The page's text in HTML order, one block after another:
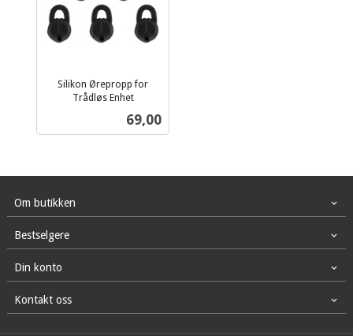
Silikon Ørepropp for
Trådløs Enhet
Pris
69,00
Om butikken
Bestselgere
Din konto
Kontakt oss